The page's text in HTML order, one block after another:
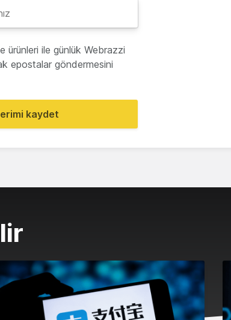
ürünleri ile günlük Webrazzi
epostalar göndermesini
kaydet